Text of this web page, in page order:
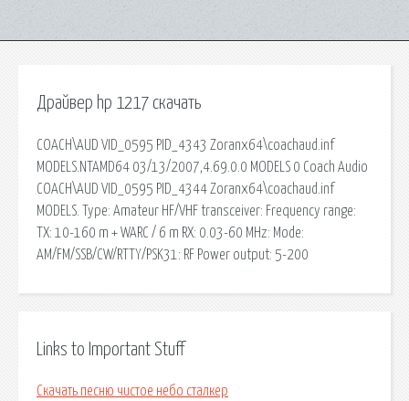
Драйвер hp 1217 скачать
COACH\AUD VID_0595 PID_4343 Zoranx64\coachaud.inf
MODELS.NTAMD64 03/13/2007,4.69.0.0 MODELS 0 Coach Audio
COACH\AUD VID_0595 PID_4344 Zoranx64\coachaud.inf
MODELS. Type: Amateur HF/VHF transceiver: Frequency range:
TX: 10-160 m + WARC / 6 m RX: 0.03-60 MHz: Mode:
AM/FM/SSB/CW/RTTY/PSK31: RF Power output: 5-200
Links to Important Stuff
Скачать песню чистое небо сталкер